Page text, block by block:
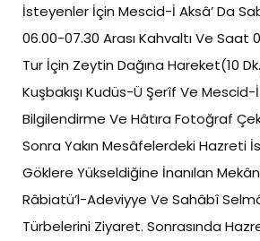
İsteyenler İçin Mescid-İ Aksâ’ Da
06.00-07.30 Arası Kahvaltı Ve Saat
Tur İçin Zeytin Dağına Hareket(10
Kuşbakışı Kudüs-Ü Şerîf Ve Mescid-
Bilgilendirme Ve Hâtıra Fotoğraf
Sonra Yakın Mesâfelerdeki Hazreti
Göklere Yükseldiğine İnanılan
Râbiatü’l-Adeviyye Ve Sahâbî
Türbelerini Ziyaret. Sonrasında